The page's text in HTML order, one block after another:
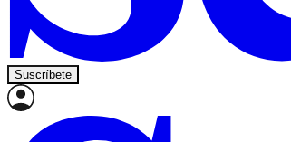
Suscríbete